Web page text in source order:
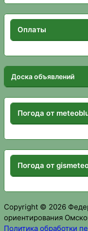
Оплаты
Доска объявлений
Погода от
Погода от
Copyright © 2026
ориентирования
Политика обработки